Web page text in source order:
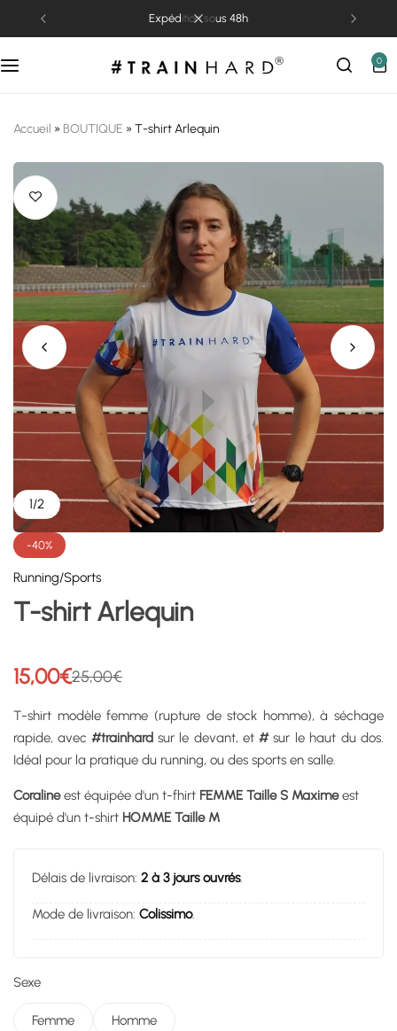
expédition sous 48h
0
Accueil » BOUTIQUE » T-shirt Arlequin
1/2
-40%
Running/Sports
T-shirt Arlequin
25,00€
15,00€
T-shirt modèle femme (rupture de stock homme), à séchage
rapide, avec #trainhard sur le devant, et #sur le haut du dos.
Idéal pour la pratique du running, ou des sports en salle.
Coralineest équipée d'un t-fhirt FEMME Taille S Maximeest
équipé d'un t-shirt HOMME Taille M
Délais de livraison: 2 à 3 jours ouvrés.
Mode de livraison: Colissimo.
Sexe
Femme Homme